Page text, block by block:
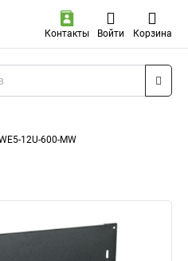
Контакты Войти Корзина
12U-600-MW